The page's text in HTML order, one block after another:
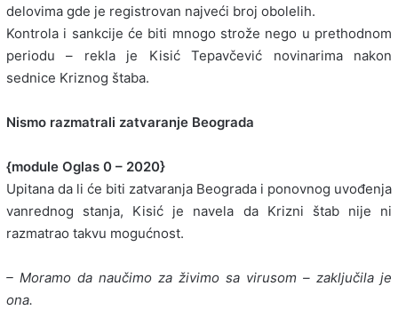
delovima gde je registrovan najveći broj obolelih.
Kontrola i sankcije će biti mnogo strože nego u prethodnom
periodu – rekla je Kisić Tepavčević novinarima nakon
sednice Kriznog štaba.
Nismo razmatrali zatvaranje Beograda
{module Oglas 0 – 2020}
Upitana da li će biti zatvaranja Beograda i ponovnog uvođenja
vanrednog stanja, Kisić je navela da Krizni štab nije ni
razmatrao takvu mogućnost.
– Moramo da naučimo za živimo sa virusom – zaključila je
ona.